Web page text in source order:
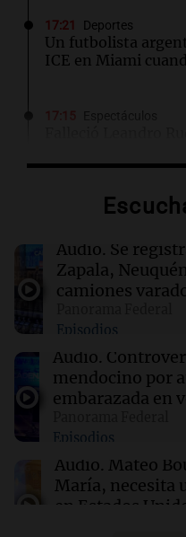
17:21 Deportes
Un futbolista
ICE en Miami
luchar contra el
El mercado laboral
23.000 empleos
Murió Leandro
del representante
época
Fieles celebran a
pidiendo pan, paz y
Audio. Se
Zapala,
camiones
Episodios
Audio.
mendocino por
embarazada en
Episodios
Audio. Mateo
María, necesita
en Estados